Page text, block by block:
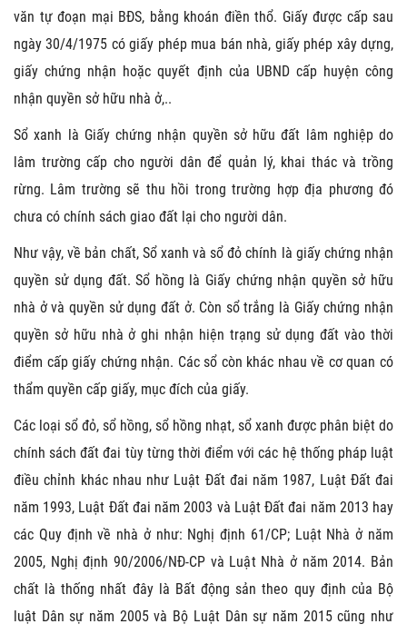
văn tự đoạn mại BĐS, bằng khoán điền thổ. Giấy được cấp sau
ngày 30/4/1975 có giấy phép mua bán nhà, giấy phép xây dựng,
giấy chứng nhận hoặc quyết định của UBND cấp huyện công
nhận quyền sở hữu nhà ở,..
Sổ xanh là Giấy chứng nhận quyền sở hữu đất lâm nghiệp do
lâm trường cấp cho người dân để quản lý, khai thác và trồng
rừng. Lâm trường sẽ thu hồi trong trường hợp địa phương đó
chưa có chính sách giao đất lại cho người dân.
Như vậy, về bản chất, Sổ xanh và sổ đỏ chính là giấy chứng nhận
quyền sử dụng đất. Sổ hồng là Giấy chứng nhận quyền sở hữu
nhà ở và quyền sử dụng đất ở. Còn sổ trắng là Giấy chứng nhận
quyền sở hữu nhà ở ghi nhận hiện trạng sử dụng đất vào thời
điểm cấp giấy chứng nhận. Các sổ còn khác nhau về cơ quan có
thẩm quyền cấp giấy, mục đích của giấy.
Các loại sổ đỏ, sổ hồng, sổ hồng nhạt, sổ xanh được phân biệt do
chính sách đất đai tùy từng thời điểm với các hệ thống pháp luật
điều chỉnh khác nhau như Luật Đất đai năm 1987, Luật Đất đai
năm 1993, Luật Đất đai năm 2003 và Luật Đất đai năm 2013 hay
các Quy định về nhà ở như: Nghị định 61/CP; Luật Nhà ở năm
2005, Nghị định 90/2006/NĐ-CP và Luật Nhà ở năm 2014. Bản
chất là thống nhất đây là Bất động sản theo quy định của Bộ
luật Dân sự năm 2005 và Bộ Luật Dân sự năm 2015 cũng như